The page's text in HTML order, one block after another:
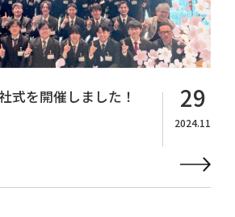
式を開催しました！ 29
2024.11